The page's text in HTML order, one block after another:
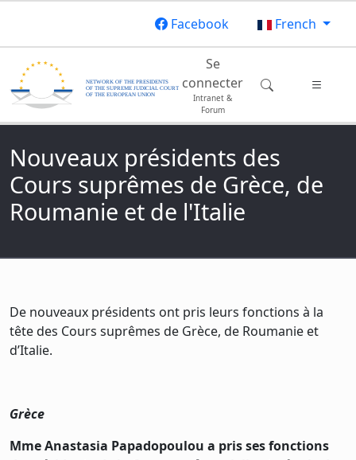
Facebook
French
Main navigation
Se
connecter
Intranet &
Forum
Nouveaux présidents des
Cours suprêmes de Grèce, de
Roumanie et de l'Italie
De nouveaux présidents ont pris leurs fonctions à la
tête des Cours suprêmes de Grèce, de Roumanie et
d’Italie.
Grèce
Mme Anastasia Papadopoulou a pris ses fonctions